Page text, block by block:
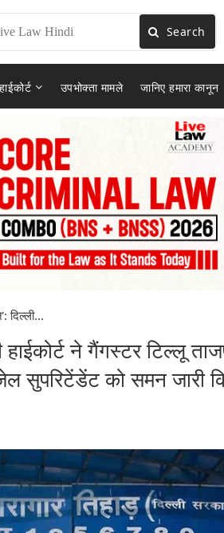
Search
हाईकोर्ट उपभोक्ता मामले जानिए हमारा कानून
दिल्ली...
हाईकोर्ट ने गैंगस्टर टिल्लू
सुपरिटेंडेंट को समन जारी